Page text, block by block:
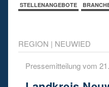
STELLENANGEBOTE
REGION | NEUWIED
Pressemitteilung vom